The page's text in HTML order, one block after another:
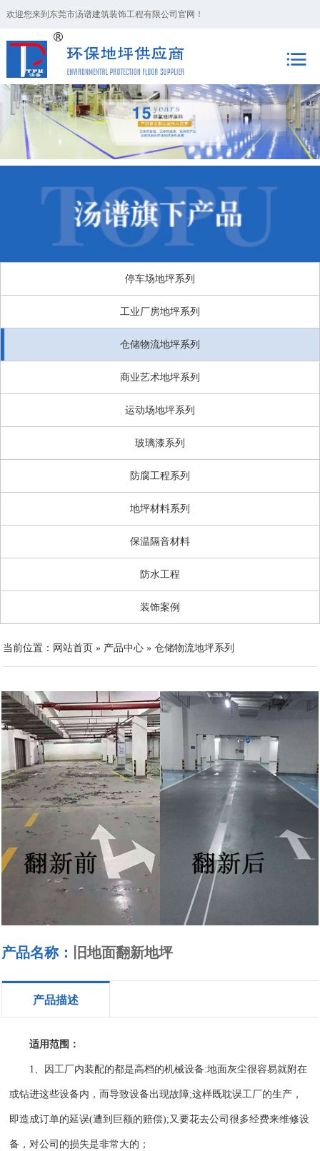
欢迎您来到东莞市汤谱建筑装饰工程有限公司官网！
停车场地坪系列
工业厂房地坪系列
仓储物流地坪系列
商业艺术地坪系列
运动场地坪系列
玻璃漆系列
防腐工程系列
地坪材料系列
保温隔音材料
防水工程
装饰案例
当前位置： 网站首页 » 产品中心 »仓储物流地坪系列
产品名称： 旧地面翻新地坪
产品描述
适用范围：
1、因工厂内装配的都是高档的机械设备:地面灰尘很容易就附在
或钻进这些设备内，而导致设备出现故障;这样既耽误工厂的生产，
即造成订单的延误(遭到巨额的赔偿);又要花去公司很多经费来维修设
备，对公司的损失是非常大的；